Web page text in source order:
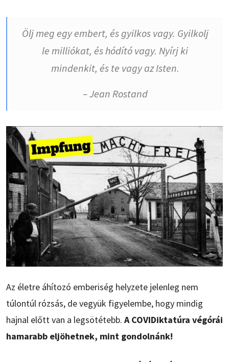
Ölj meg egy embert, és gyilkos vagy. Gyilkolj
le milliókat, és hódító vagy. Nyírj ki
mindenkit, és te vagy az Isten.
– Jean Rostand
Az életre áhítozó emberiség helyzete jelenleg nem
túlontúl rózsás, de vegyük figyelembe, hogy mindig
hajnal előtt van a legsötétebb. A COVIDiktatúra végórái
hamarabb eljöhetnek, mint gondolnánk!